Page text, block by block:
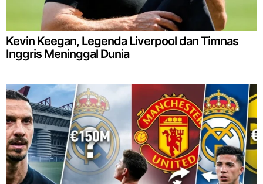
Kevin Keegan, Legenda Liverpool dan Timnas
Inggris Meninggal Dunia